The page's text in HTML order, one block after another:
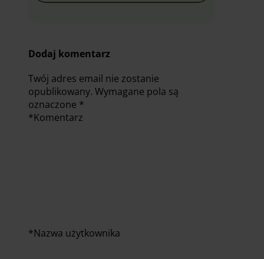
Dodaj komentarz
Twój adres email nie zostanie
opublikowany. Wymagane pola są
oznaczone *
*Komentarz
*Nazwa użytkownika